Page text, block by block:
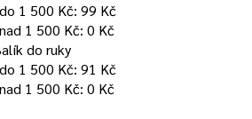
1 500 Kč: 99 Kč
1 500 Kč: 0 Kč
do ruky
1 500 Kč: 91 Kč
1 500 Kč: 0 Kč